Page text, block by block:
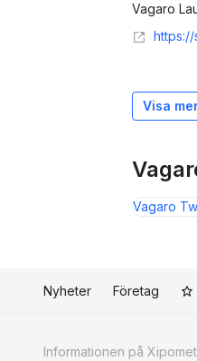
Vagaro
https://
Visa
Vagaro
Nyheter Företag
Informationen på